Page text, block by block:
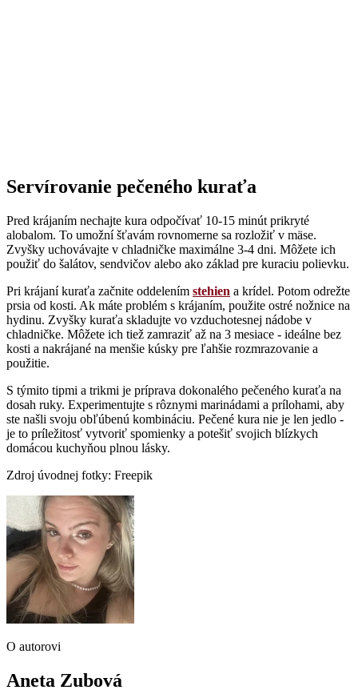
Servírovanie pečeného kuraťa
Pred krájaním nechajte kura odpočívať 10-15 minút prikryté
alobalom. To umožní šťavám rovnomerne sa rozložiť v mäse.
Zvyšky uchovávajte v chladničke maximálne 3-4 dni. Môžete ich
použiť do šalátov, sendvičov alebo ako základ pre kuraciu polievku.
Pri krájaní kuraťa začnite oddelením stehien a krídel. Potom odrežte
prsia od kosti. Ak máte problém s krájaním, použite ostré nožnice na
hydinu. Zvyšky kuraťa skladujte vo vzduchotesnej nádobe v
chladničke. Môžete ich tiež zamraziť až na 3 mesiace - ideálne bez
kosti a nakrájané na menšie kúsky pre ľahšie rozmrazovanie a
použitie.
S týmito tipmi a trikmi je príprava dokonalého pečeného kuraťa na
dosah ruky. Experimentujte s rôznymi marinádami a prílohami, aby
ste našli svoju obľúbenú kombináciu. Pečené kura nie je len jedlo -
je to príležitosť vytvoriť spomienky a potešiť svojich blízkych
domácou kuchyňou plnou lásky.
Zdroj úvodnej fotky: Freepik
O autorovi
Aneta Zubová